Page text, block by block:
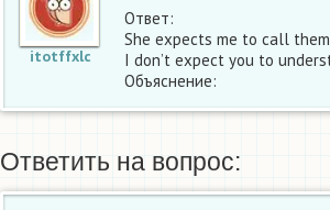
itotffxlc
Ответ:
She expects me to call
I don’t expect you to
Объяснение:
Ответить на вопрос: